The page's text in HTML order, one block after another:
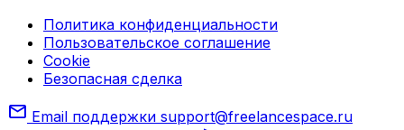
Политика конфиденциальности
Пользовательское соглашение
Cookie
Безопасная сделка
mail Email поддержки support@freelancespace.ru